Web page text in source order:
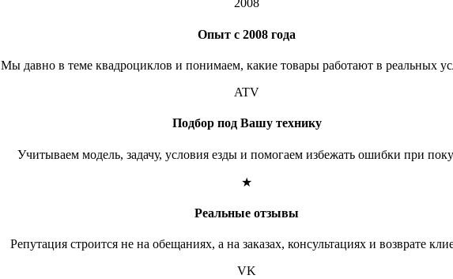
2008
Опыт с 2008 года
Мы давно в теме квадроциклов и понимаем, какие товары работают в реальных
ATV
Подбор под Вашу технику
Учитываем модель, задачу, условия езды и помогаем избежать ошибки при
★
Реальные отзывы
Репутация строится не на обещаниях, а на заказах, консультациях и возврате
VK